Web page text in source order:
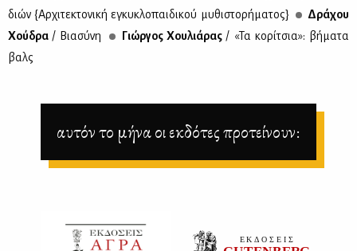
διών {Αρ­χι­τε­κτο­νι­κή εγκυ­κλο­παι­δι­κού μυ­θι­στο­ρή­μα­τος}
Δρά­χου
Χού­δρα / Bια­σύ­νη Γιώρ­γος Χου­λιά­ρας / «Τα κο­ρί­τσια»: βή­μα­τα
βαλς
αυτόν το μήνα οι εκδότες προτείνουν: